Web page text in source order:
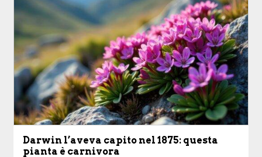
Darwin l’aveva capito nel 1875: questa
pianta è carnivora